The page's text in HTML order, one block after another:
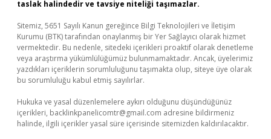
taslak halindedir ve tavsiye niteliği taşımazlar.
Sitemiz, 5651 Sayılı Kanun gereğince Bilgi Teknolojileri ve İletişim
Kurumu (BTK) tarafından onaylanmış bir Yer Sağlayıcı olarak hizmet
vermektedir. Bu nedenle, sitedeki içerikleri proaktif olarak denetleme
veya araştırma yükümlülüğümüz bulunmamaktadır. Ancak, üyelerimiz
yazdıkları içeriklerin sorumluluğunu taşımakta olup, siteye üye olarak
bu sorumluluğu kabul etmiş sayılırlar.
Hukuka ve yasal düzenlemelere aykırı olduğunu düşündüğünüz
içerikleri, backlinkpanelicomtr@gmail.com adresine bildirmeniz
halinde, ilgili içerikler yasal süre içerisinde sitemizden kaldırılacaktır.